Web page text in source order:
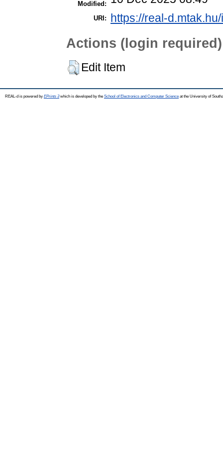
Modified:
URI: https://real-
Actions (login required)
Edit Item
REAL-d is powered by EPrints 3which is developed by the School of Electronics and Computer Science at the University of